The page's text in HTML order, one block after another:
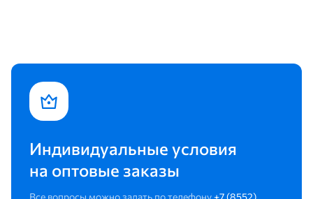
Индивидуальные условия
на оптовые заказы
Все вопросы можно задать по телефону +7 (8552)